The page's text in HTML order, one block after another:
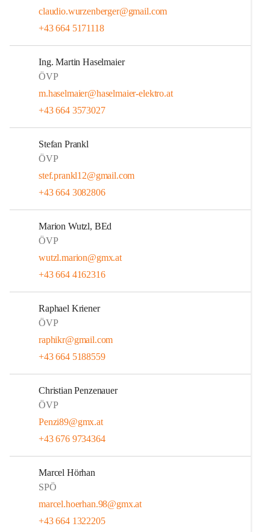
claudio.wurzenberger@gmail.com
+43 664 5171118
Ing. Martin Haselmaier
ÖVP
m.haselmaier@haselmaier-elektro.at
+43 664 3573027
Stefan Prankl
ÖVP
stef.prankl12@gmail.com
+43 664 3082806
Marion Wutzl, BEd
ÖVP
wutzl.marion@gmx.at
+43 664 4162316
Raphael Kriener
ÖVP
raphikr@gmail.com
+43 664 5188559
Christian Penzenauer
ÖVP
Penzi89@gmx.at
+43 676 9734364
Marcel Hörhan
SPÖ
marcel.hoerhan.98@gmx.at
+43 664 1322205